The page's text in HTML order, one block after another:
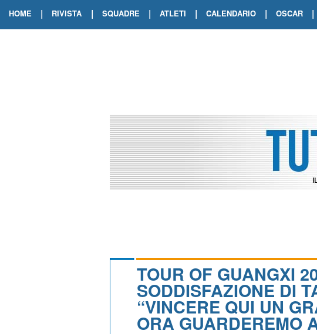
HOME | RIVISTA | SQUADRE | ATLETI | CALENDARIO | OSCAR |
TOUR OF GUANGXI
SODDISFAZIONE DI
“VINCERE QUI UN
ORA GUARDEREMO